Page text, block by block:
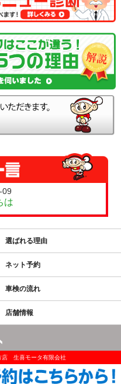
09
は
選ばれる理由
ネット予約
車検の流れ
店舗情報
店 生喜モータ有限会社